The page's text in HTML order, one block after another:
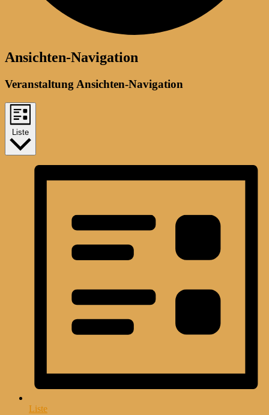
Veranstaltungen
Ansichten-Navigation
Veranstaltung Ansichten-Navigation
Liste
Liste